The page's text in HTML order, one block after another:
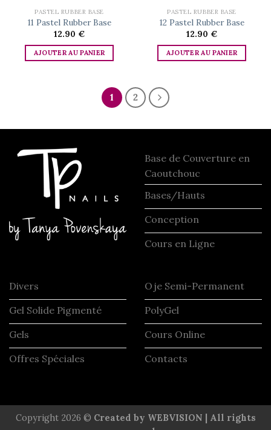
PASTEL RUBBER BASE
11 Pastel Rubber Base
12.90 €
AJOUTER AU PANIER
PASTEL RUBBER BASE
12 Pastel Rubber Base
12.90 €
AJOUTER AU PANIER
1 2
Base de Couverture en
Caoutchouc
Bases/Hauts
Conception
Cours en Ligne
Divers
Gel Solide Pigmenté
Gels
Offres Spéciales
Oje Semi-Permanent
PolyGel
Cours Online
Contacts
Copyright 2026 © Created by WEBVISION | All rights